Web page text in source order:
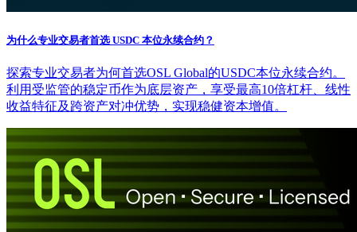
为什么专业交易者首选 USDC 本位永续合约？
探索专业交易者为何首选OSL Global的USDC本位永续合约。
利用受监管的稳定币作为底层资产，享受最高10倍杠杆、线性
收益特征及跨资产对冲优势，实现稳健资本增值。